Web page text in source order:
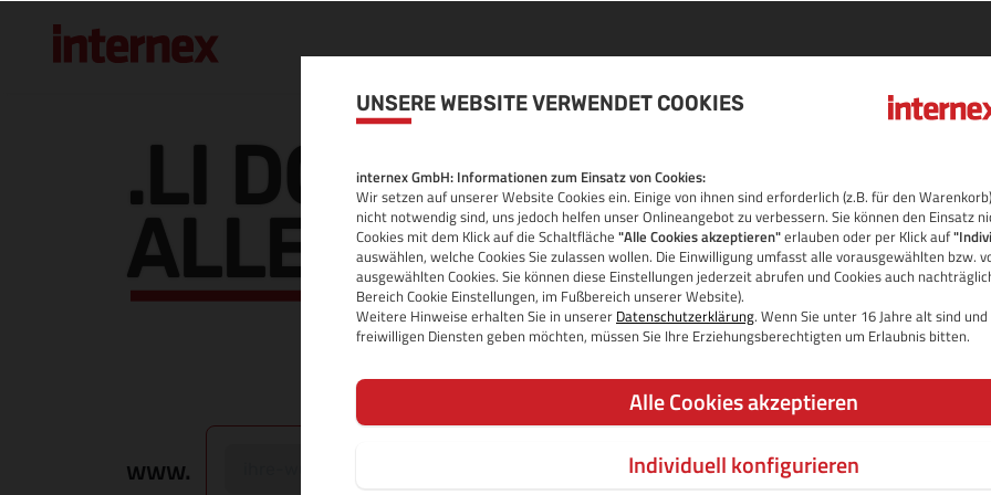
UNSERE WEBSITE VERWENDET COOKIES
internex GmbH: Informationen zum Einsatz von Cookies:
Wir setzen auf unserer Website Cookies ein. Einige von ihnen sind erforderlich (z.B. für den
nicht notwendig sind, uns jedoch helfen unser Onlineangebot zu verbessern. Sie können den Einsatz
Cookies mit dem Klick auf die Schaltfläche "Alle Cookies akzeptieren"erlauben oder per Klick auf
auswählen, welche Cookies Sie zulassen wollen. Die Einwilligung umfasst alle vorausgewählten bzw.
ausgewählten Cookies. Sie können diese Einstellungen jederzeit abrufen und Cookies auch
Bereich Cookie Einstellungen, im Fußbereich unserer Website).
Weitere Hinweise erhalten Sie in unserer Datenschutzerklärung. Wenn Sie unter 16 Jahre alt sind
freiwilligen Diensten geben möchten, müssen Sie Ihre Erziehungsberechtigten um Erlaubnis bitten.
Alle Cookies akzeptieren
Individuell konfigurieren
.LI DOMAIN
ALLE INFOS
www. JETZT DOMAIN PRÜFEN